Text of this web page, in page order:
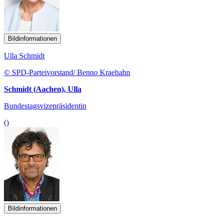
Bildinformationen
Ulla Schmidt
© SPD-Parteivorstand/ Benno Kraehahn
Schmidt (Aachen), Ulla
Bundestagsvizepräsidentin
()
Bildinformationen